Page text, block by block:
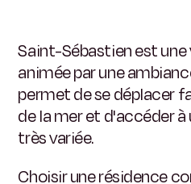
Saint-Sébastien est une
animée par une
permet de se déplacer
de la mer et d'accéder
très variée.
Choisir une résidence